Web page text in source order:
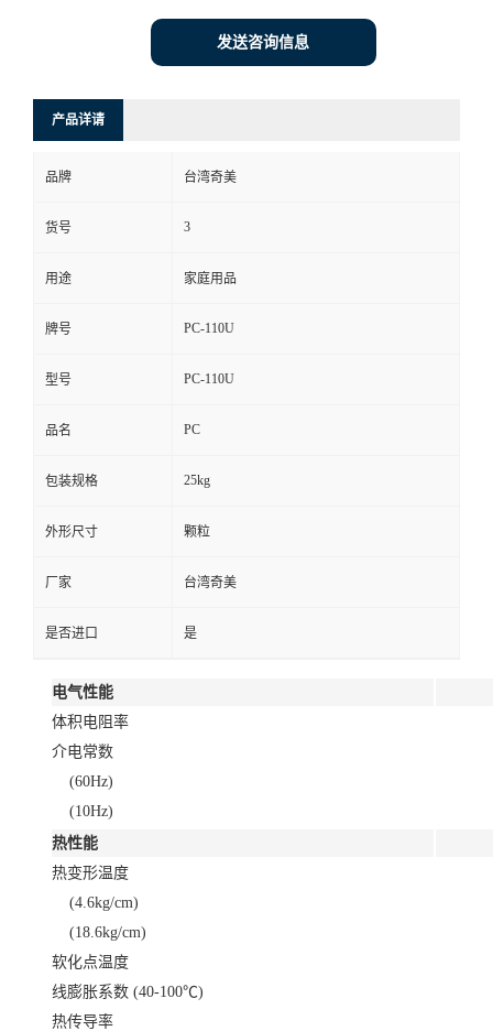
发送咨询信息
产品详请
品牌 台湾奇美
货号 3
用途 家庭用品
牌号 PC-110U
型号 PC-110U
品名 PC
包装规格 25kg
外形尺寸 颗粒
厂家 台湾奇美
是否进口 是
电气性能
体积电阻率
介电常数
(60Hz)
(10Hz)
热性能
热变形温度
(4.6kg/cm)
(18.6kg/cm)
软化点温度
线膨胀系数 (40-100℃)
热传导率